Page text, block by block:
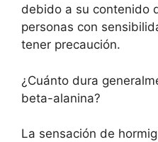
debido a su contenido
personas con
tener precaución.
¿Cuánto dura
beta-alanina?
La sensación de